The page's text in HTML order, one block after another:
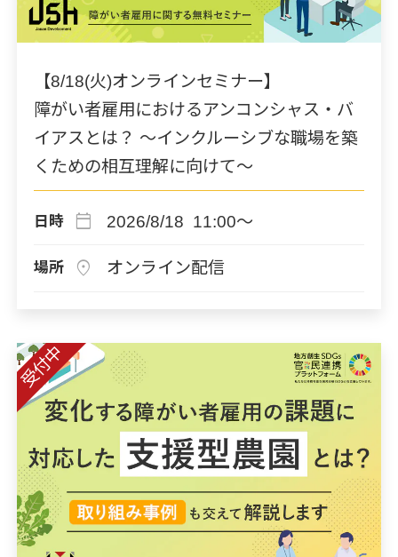
【8/18(火)オンラインセミナー】
障がい者雇用におけるアンコンシャス・バ
イアスとは？ ～インクルーシブな職場を築
くための相互理解に向けて～
日時 calendar_today 2026/8/18 11:00～
場所 location_on オンライン配信
受付中